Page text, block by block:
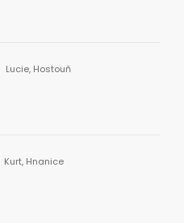
Lucie, Hostouň
Kurt, Hnanice